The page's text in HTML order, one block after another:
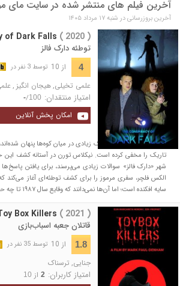
آخرین فیلم های منتشر شده در سایت مای
آخرین بروزرسانی در شنبه ۱۷ مرداد ۱۴۰۵
of Dark Falls ( 2020 )
توطئه دارک فالز
4 از 10 توسط 3 نفر در
علمی تخیلی,هیجان انگیز ,
امتیاز منتقدان: -/100
امکان پخش آنلاین
دهکده‌ها و شهرهای کوچک زیادی در میان کوه‌ها پنهان
تاریک را مخفی کرده است. نیکلاس تورن در آستانه کشف این
شهر «دارک فالز» سوالات زیادی می‌پرسند، برای یافتن پاسخ‌ها
الکس فلچر، سفری مرموز را برای کشف توطئه‌ای آغاز می‌کند
سایه افکنده است؛ اما آن‌ها نمی‌دانند که وقایع سال ۱۹۸۷ تا چه حد عمیق و هولناک است.
Box Killers ( 2021 )
قاتلان جعبه اسباب‌بازی
1.8 از 10 توسط 35 نفر در
جنایی, ترسناک
امتیاز کاربران: 2از 10